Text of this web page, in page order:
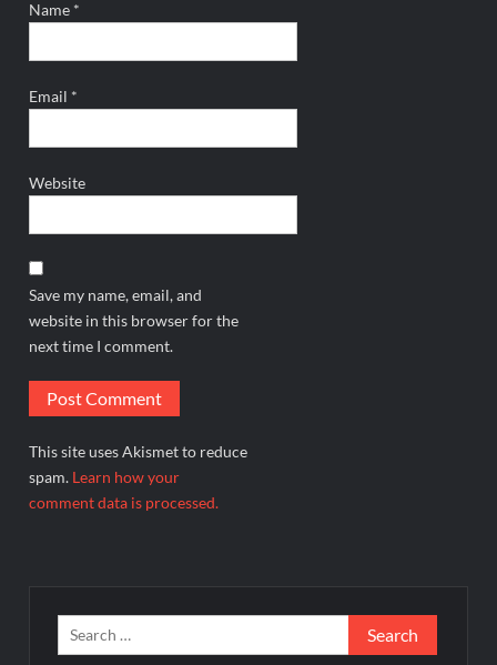
Name *
Email *
Website
Save my name, email, and
website in this browser for the
next time I comment.
This site uses Akismet to reduce
spam. Learn how your
comment data is processed.
Search
for: